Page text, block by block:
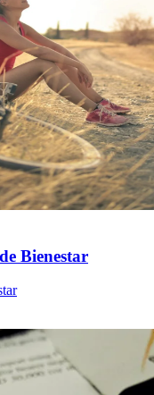
Bienestar